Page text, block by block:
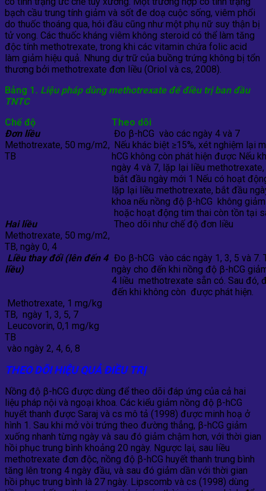
bạch cầu trung tính giảm và sốt đe doạ cuộc sống, viêm phổi
do thuốc thoáng qua, hói đầu cũng như một phụ nữ suy thận bị
tử vong. Các thuốc kháng viêm không steroid có thể làm tăng
độc tính methotrexate, trong khi các vitamin chứa folic acid
làm giảm hiệu quả. Nhung dự trữ của buồng trứng không bị tổn
thương bởi methotrexate đơn liều (Oriol và cs, 2008).
Bảng 1 . Liệu pháp dùng methotrexate để điều trị ban đầu
TNTC
Chế độ
Theo dõi
Đơn liều
Đo β-hCG vào các ngày 4 và 7
Methotrexate, 50 mg/m2,
TB
Nếu khác biệt ≥15%, xét nghiệm lại
hCG không còn phát hiện được Nếu
ngày 4 và 7, lặp lại liều methotrexate,
bắt đầu ngày mới 1 Nếu có hoạt
lặp lại liều methotrexate, bắt đầu
khoa nếu nồng độ β-hCG không giảm
hoặc hoạt động tim thai còn tồn tại
Hai liều
Theo dõi như chế độ đơn liều
Methotrexate, 50 mg/m2,
TB, ngày 0, 4
Liều thay đổi(lên đến 4
liều)
Đo β-hCG vào các ngày 1, 3, 5 và
ngày cho đến khi nồng độ β-hCG
4 liều methotrexate sẵn có. Sau đó,
đến khi không còn được phát hiện.
Methotrexate, 1 mg/kg
TB, ngày 1, 3, 5, 7
Leucovorin, 0,1 mg/kg
TB
vào ngày 2, 4, 6, 8
THEO DÕI HIỆU QUẢ ĐIỀU TRỊ
Nồng độ β-hCG được dùng để theo dõi đáp ứng của cả hai
liệu pháp nội và ngoại khoa. Các kiểu giảm nồng độ β-hCG
huyết thanh được Saraj và cs mô tả (1998) được minh hoạ ở
hình 1. Sau khi mở vòi trứng theo đường thẳng, β-hCG giảm
xuống nhanh từng ngày và sau đó giảm chậm hơn, với thời gian
hồi phục trung bình khoảng 20 ngày. Ngược lại, sau liều
methotrexate đơn độc, nồng độ β-hCG huyết thanh trung bình
tăng lên trong 4 ngày đầu, và sau đó giảm dần với thời gian
hồi phục trung bình là 27 ngày. Lipscomb và cs (1998) dùng